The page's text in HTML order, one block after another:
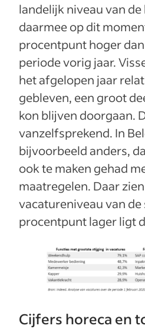
landelijk niveau van
daarmee op dit
procentpunt hoger
periode vorig jaar.
het afgelopen jaar
gebleven, een groot
kon blijven doorgaan.
vanzelfsprekend. In
bijvoorbeeld anders,
ook te maken gehad
maatregelen. Daar
vacatureniveau van de
procentpunt lager ligt
Cijfers horeca en